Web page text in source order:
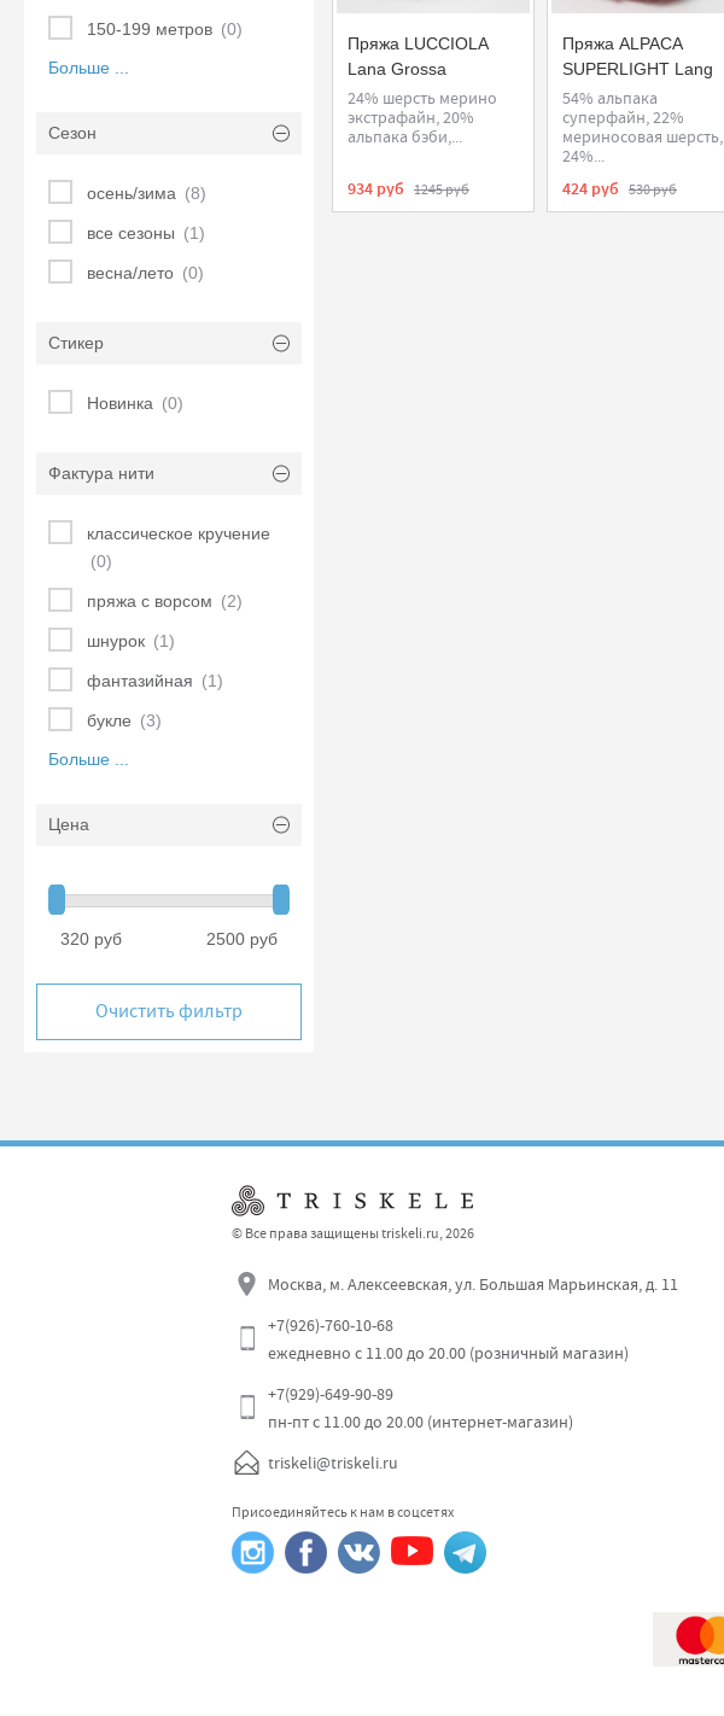
150-199 метров (0)
Больше ...
Сезон
осень/зима (8)
все сезоны (1)
весна/лето (0)
Стикер
Новинка (0)
Фактура нити
классическое кручение
(0)
пряжа с ворсом (2)
шнурок (1)
фантазийная (1)
букле (3)
Больше ...
Цена
320 руб 2500 руб
Очистить фильтр
Пряжа LUCCIOLA
Lana Grossa
24% шерсть мерино
экстрафайн, 20%
альпака бэби,...
934 руб 1245 руб
Пряжа ALPACA
SUPERLIGHT Lang
Yarns
54% альпака
суперфайн, 22%
мериносовая шерсть,
24%...
424 руб 530 руб
© Все права защищены triskeli.ru, 2026
Москва, м. Алексеевская, ул. Большая Марьинская, д. 11
+7(926)-760-10-68
ежедневно с 11.00 до 20.00 (розничный магазин)
+7(929)-649-90-89
пн-пт с 11.00 до 20.00 (интернет-магазин)
triskeli@triskeli.ru
Присоединяйтесь к нам в соцсетях